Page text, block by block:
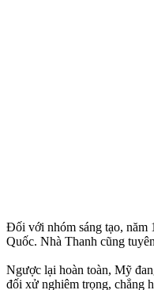
Đối với nhóm sáng tạo, năm
Quốc. Nhà Thanh cũng
Ngược lại hoàn toàn, Mỹ
đối xử nghiêm trọng, chẳng